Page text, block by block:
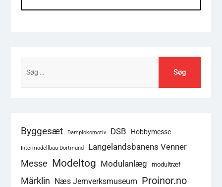
efter:
Byggesæt Damplokomotiv DSB Hobbymesse
Intermodellbau Dortmund
Langelandsbanens Venner
Messe Modeltog Modulanlæg modultræf
Märklin Næs Jernverksmuseum Proinor.no